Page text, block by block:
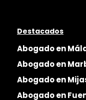
Destacados
Abogado en
Abogado en
Abogado en
Abogado en